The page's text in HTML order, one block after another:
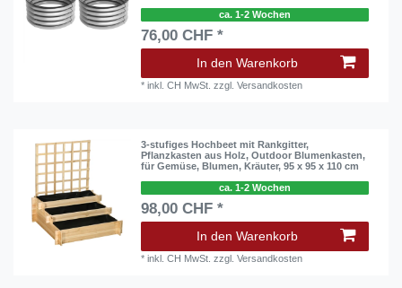
ca. 1-2 Wochen
76,00 CHF *
In den Warenkorb
*inkl. CH MwSt. zzgl.Versandkosten
3-stufiges Hochbeet mit Rankgitter,
Pflanzkasten aus Holz, Outdoor Blumenkasten,
für Gemüse, Blumen, Kräuter, 95 x 95 x 110 cm
ca. 1-2 Wochen
98,00 CHF *
In den Warenkorb
*inkl. CH MwSt. zzgl.Versandkosten